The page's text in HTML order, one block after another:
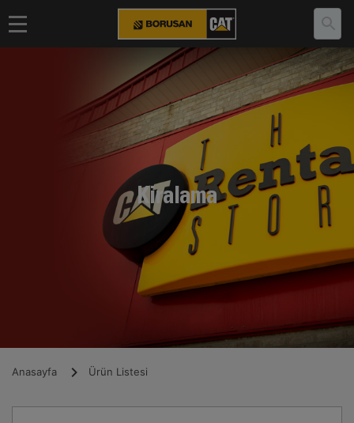
Kiralama
Anasayfa Ürün Listesi